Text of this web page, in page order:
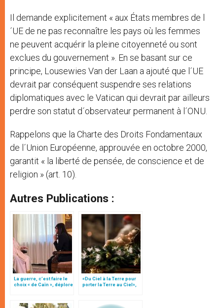
Il demande explicitement « aux États membres de l
´UE de ne pas reconnaître les pays où les femmes
ne peuvent acquérir la pleine citoyenneté ou sont
exclues du gouvernement ». En se basant sur ce
principe, Lousewies Van der Laan a ajouté que l´UE
devrait par conséquent suspendre ses relations
diplomatiques avec le Vatican qui devrait par ailleurs
perdre son statut d´observateur permanent à l´ONU.
Rappelons que la Charte des Droits Fondamentaux
de l´Union Européenne, approuvée en octobre 2000,
garantit « la liberté de pensée, de conscience et de
religion » (art. 10).
Autres Publications :
La guerre, c’est faire le
choix « de Caïn », déplore
«Du Ciel à la Terre pour
porter la Terre au Ciel»,